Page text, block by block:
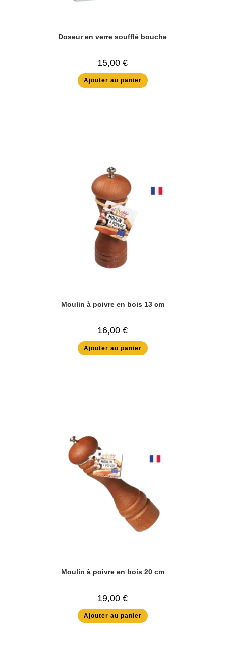
Doseur en verre soufflé bouche
15,00 €
Ajouter au panier
Moulin à poivre en bois 13 cm
16,00 €
Ajouter au panier
Moulin à poivre en bois 20 cm
19,00 €
Ajouter au panier